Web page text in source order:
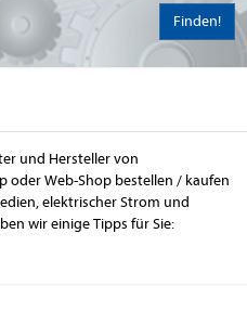
Finden!
und Hersteller von
oder Web-Shop bestellen / kaufen
elektrischer Strom und
wir einige Tipps für Sie: